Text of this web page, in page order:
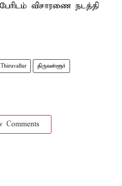
விசாரணை நடத்தி
Thiruvallur திருவள்ளூர்
Comments